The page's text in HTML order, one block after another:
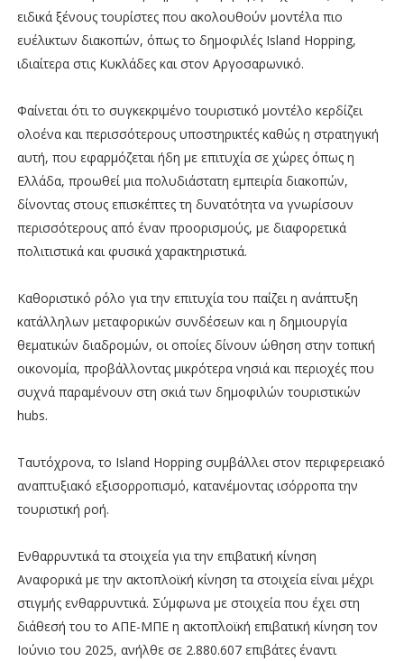
ειδικά ξένους τουρίστες που ακολουθούν μοντέλα πιο
ευέλικτων διακοπών, όπως το δημοφιλές Island Hopping,
ιδιαίτερα στις Κυκλάδες και στον Αργοσαρωνικό.
Φαίνεται ότι το συγκεκριμένο τουριστικό μοντέλο κερδίζει
ολοένα και περισσότερους υποστηρικτές καθώς η στρατηγική
αυτή, που εφαρμόζεται ήδη με επιτυχία σε χώρες όπως η
Ελλάδα, προωθεί μια πολυδιάστατη εμπειρία διακοπών,
δίνοντας στους επισκέπτες τη δυνατότητα να γνωρίσουν
περισσότερους από έναν προορισμούς, με διαφορετικά
πολιτιστικά και φυσικά χαρακτηριστικά.
Καθοριστικό ρόλο για την επιτυχία του παίζει η ανάπτυξη
κατάλληλων μεταφορικών συνδέσεων και η δημιουργία
θεματικών διαδρομών, οι οποίες δίνουν ώθηση στην τοπική
οικονομία, προβάλλοντας μικρότερα νησιά και περιοχές που
συχνά παραμένουν στη σκιά των δημοφιλών τουριστικών
hubs.
Ταυτόχρονα, το Island Hopping συμβάλλει στον περιφερειακό
αναπτυξιακό εξισορροπισμό, κατανέμοντας ισόρροπα την
τουριστική ροή.
Ενθαρρυντικά τα στοιχεία για την επιβατική κίνηση
Αναφορικά με την ακτοπλοϊκή κίνηση τα στοιχεία είναι μέχρι
στιγμής ενθαρρυντικά. Σύμφωνα με στοιχεία που έχει στη
διάθεσή του το ΑΠΕ-ΜΠΕ η ακτοπλοϊκή επιβατική κίνηση τον
Ιούνιο του 2025, ανήλθε σε 2.880.607 επιβάτες έναντι